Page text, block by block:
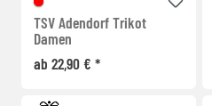
TSV Adendorf Trikot
Damen
ab 22,90 € *